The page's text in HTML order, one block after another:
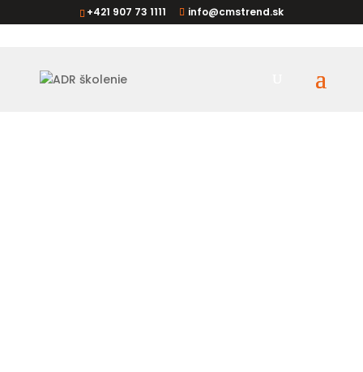
+421 907 73 1111 info@cmstrend.sk